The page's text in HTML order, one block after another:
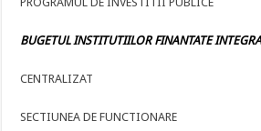
BUGETUL INSTITUTIILOR FINANTATE
CENTRALIZAT
SECTIUNEA DE FUNCTIONARE